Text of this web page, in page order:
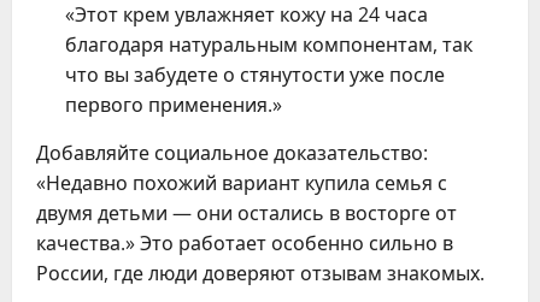
«Этот крем увлажняет кожу на 24 часа
благодаря натуральным компонентам, так
что вы забудете о стянутости уже после
первого применения.»
Добавляйте социальное доказательство:
«Недавно похожий вариант купила семья с
двумя детьми — они остались в восторге от
качества.» Это работает особенно сильно в
России, где люди доверяют отзывам знакомых.